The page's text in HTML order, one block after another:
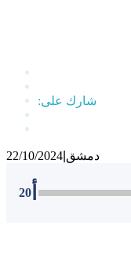
22/10/2024 دمشق
20